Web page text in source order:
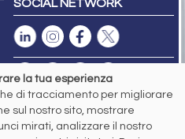
SOCIAL NETWORK
la tua esperienza
di tracciamento per migliorare
sul nostro sito, mostrare
mirati, analizzare il nostro